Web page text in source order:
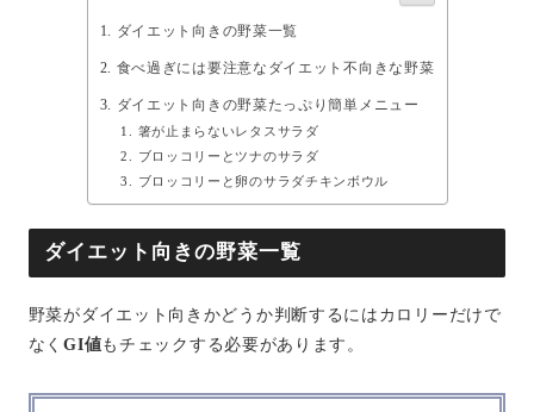
ダイエット向きの野菜一覧
食べ過ぎには要注意なダイエット不向きな野菜
ダイエット向きの野菜たっぷり簡単メニュー
箸が止まらないレタスサラダ
ブロッコリーとツナのサラダ
ブロッコリーと卵のサラダチキンボウル
ダイエット向きの野菜一覧
野菜がダイエット向きかどうか判断するにはカロリーだけで
なくGI値もチェックする必要があります。